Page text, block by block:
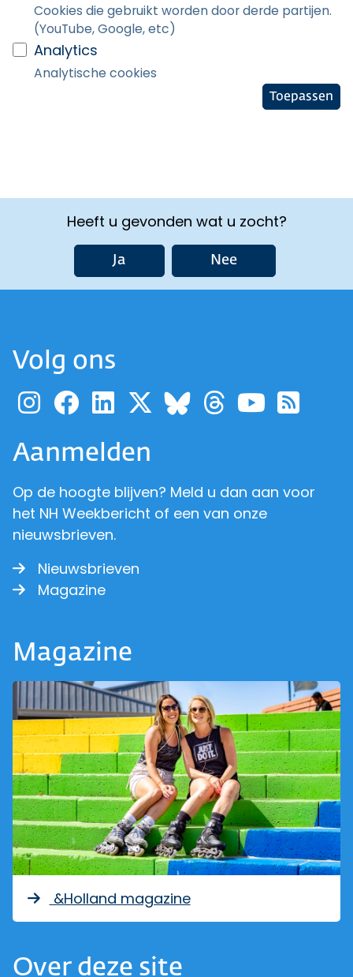
Cookies die gebruikt worden door derde partijen.
(YouTube, Google, etc)
Analytics
Analytische cookies
Toepassen
Heeft u gevonden wat u zocht?
Ja Nee
Volg ons
Ga naar de pagina van
Ga naar de pagina
Ga naar de
Ga naar de
Ga naar de
Ga naar
Ga
Aanmelden
Op de hoogte blijven? Meld u dan aan voor
het NH Weekbericht of een van onze
nieuwsbrieven.
Nieuwsbrieven
Magazine
Magazine
&Holland magazine
Over deze site